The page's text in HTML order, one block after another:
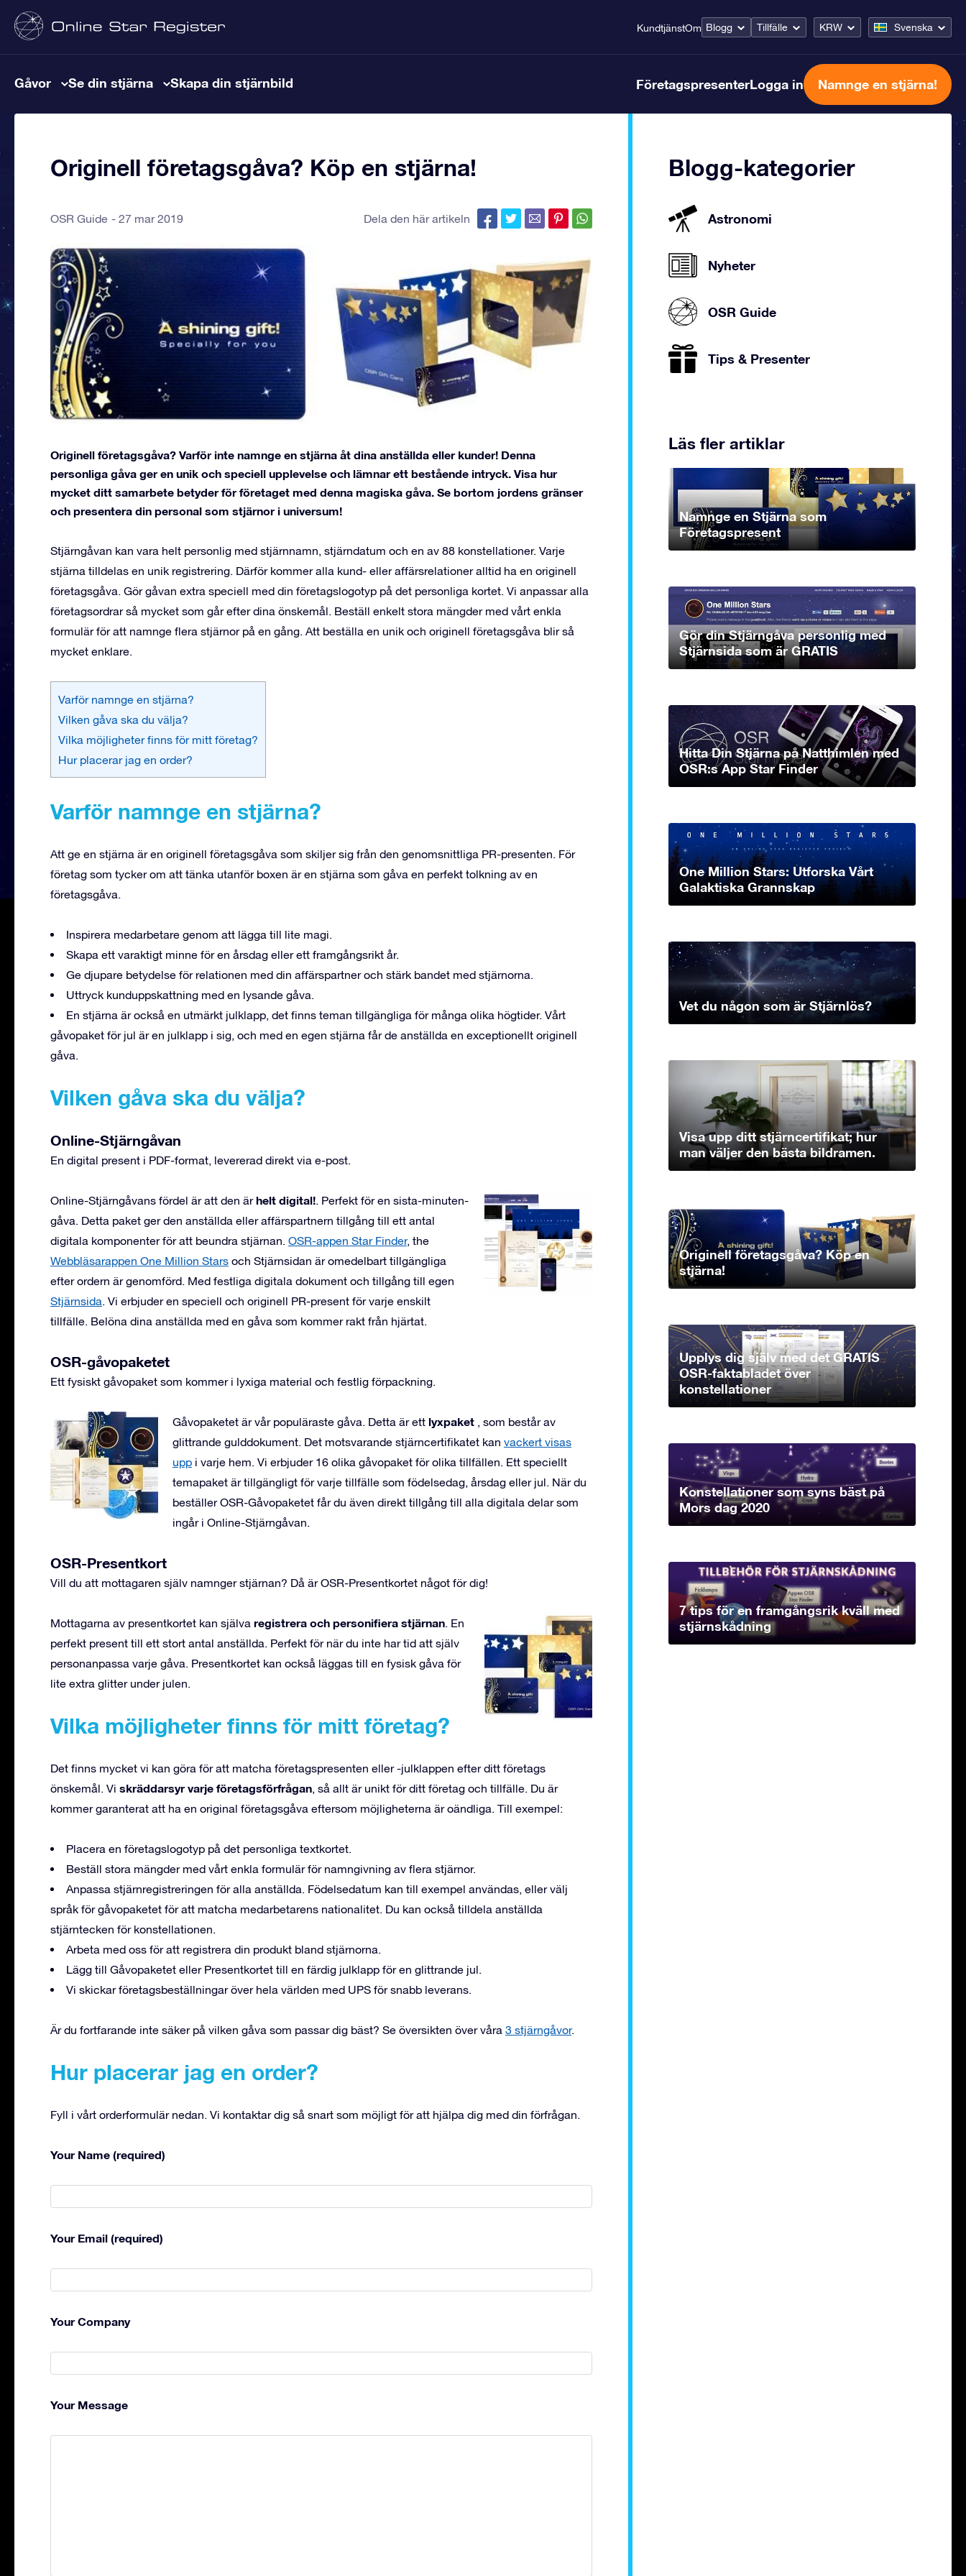
KundtjänstOm Blogg Tillfälle KRW Svenska
Gåvor Se din stjärna Skapa din stjärnbild FöretagspresenterLogga in Namnge en stjärna!
Originell företagsgåva? Köp en stjärna!
OSR Guide 27 mar 2019 Dela den här artikeln
Originell företagsgåva? Varför inte namnge en stjärna åt dina anställda eller kunder! Denna
personliga gåva ger en unik och speciell upplevelse och lämnar ett bestående intryck. Visa hur
mycket ditt samarbete betyder för företaget med denna magiska gåva. Se bortom jordens gränser
och presentera din personal som stjärnor i universum!
Stjärngåvan kan vara helt personlig med stjärnnamn, stjärndatum och en av 88 konstellationer. Varje
stjärna tilldelas en unik registrering. Därför kommer alla kund- eller affärsrelationer alltid ha en originell
företagsgåva. Gör gåvan extra speciell med din företagslogotyp på det personliga kortet. Vi anpassar alla
företagsordrar så mycket som går efter dina önskemål. Beställ enkelt stora mängder med vårt enkla
formulär för att namnge flera stjärnor på en gång. Att beställa en unik och originell företagsgåva blir så
mycket enklare.
Varför namnge en stjärna?
Vilken gåva ska du välja?
Vilka möjligheter finns för mitt företag?
Hur placerar jag en order?
Varför namnge en stjärna?
Att ge en stjärna är en originell företagsgåva som skiljer sig från den genomsnittliga PR-presenten. För
företag som tycker om att tänka utanför boxen är en stjärna som gåva en perfekt tolkning av en
företagsgåva.
Inspirera medarbetare genom att lägga till lite magi.
Skapa ett varaktigt minne för en årsdag eller ett framgångsrikt år.
Ge djupare betydelse för relationen med din affärspartner och stärk bandet med stjärnorna.
Uttryck kunduppskattning med en lysande gåva.
En stjärna är också en utmärkt julklapp, det finns teman tillgängliga för många olika högtider. Vårt
gåvopaket för jul är en julklapp i sig, och med en egen stjärna får de anställda en exceptionellt originell
gåva.
Vilken gåva ska du välja?
Online-Stjärngåvan
En digital present i PDF-format, levererad direkt via e-post.
Online-Stjärngåvans fördel är att den ärhelt digital!. Perfekt för en sista-minuten-
gåva. Detta paket ger den anställda eller affärspartnern tillgång till ett antal
digitala komponenter för att beundra stjärnan. OSR-appen Star Finder, the
Webbläsarappen One Million Stars och Stjärnsidan är omedelbart tillgängliga
efter ordern är genomförd. Med festliga digitala dokument och tillgång till egen
Stjärnsida. Vi erbjuder en speciell och originell PR-present för varje enskilt
tillfälle. Belöna dina anställda med en gåva som kommer rakt från hjärtat.
OSR-gåvopaketet
Ett fysiskt gåvopaket som kommer i lyxiga material och festlig förpackning.
Gåvopaketet är vår populäraste gåva. Detta är ett lyxpaket , som består av
glittrande gulddokument. Det motsvarande stjärncertifikatet kan vackert visas
upp i varje hem. Vi erbjuder 16 olika gåvopaket för olika tillfällen. Ett speciellt
temapaket är tillgängligt för varje tillfälle som födelsedag, årsdag eller jul. När du
beställer OSR-Gåvopaketet får du även direkt tillgång till alla digitala delar som
ingår i Online-Stjärngåvan.
OSR-Presentkort
Vill du att mottagaren själv namnger stjärnan? Då är OSR-Presentkortet något för dig!
Mottagarna av presentkortet kan själva registrera och personifiera stjärnan. En
perfekt present till ett stort antal anställda. Perfekt för när du inte har tid att själv
personanpassa varje gåva. Presentkortet kan också läggas till en fysisk gåva för
lite extra glitter under julen.
Vilka möjligheter finns för mitt företag?
Det finns mycket vi kan göra för att matcha företagspresenten eller -julklappen efter ditt företags
önskemål. Vi skräddarsyr varje företagsförfrågan, så allt är unikt för ditt företag och tillfälle. Du är
kommer garanterat att ha en original företagsgåva eftersom möjligheterna är oändliga. Till exempel:
Placera en företagslogotyp på det personliga textkortet.
Beställ stora mängder med vårt enkla formulär för namngivning av flera stjärnor.
Anpassa stjärnregistreringen för alla anställda. Födelsedatum kan till exempel användas, eller välj
språk för gåvopaketet för att matcha medarbetarens nationalitet. Du kan också tilldela anställda
stjärntecken för konstellationen.
Arbeta med oss för att registrera din produkt bland stjärnorna.
Lägg till Gåvopaketet eller Presentkortet till en färdig julklapp för en glittrande jul.
Vi skickar företagsbeställningar över hela världen med UPS för snabb leverans.
Är du fortfarande inte säker på vilken gåva som passar dig bäst? Se översikten över våra 3 stjärngåvor.
Hur placerar jag en order?
Fyll i vårt orderformulär nedan. Vi kontaktar dig så snart som möjligt för att hjälpa dig med din förfrågan.
Your Name (required)
Your Email (required)
Your Company
Your Message
Blogg-kategorier
Astronomi
Nyheter
OSR Guide
Tips & Presenter
Läs fler artiklar
Namnge en Stjärna som
Företagspresent
Gör din Stjärngåva personlig med
Stjärnsida som är GRATIS
Hitta Din Stjärna på Natthimlen med
OSR:s App Star Finder
One Million Stars: Utforska Vårt
Galaktiska Grannskap
Vet du någon som är Stjärnlös?
Visa upp ditt stjärncertifikat; hur
man väljer den bästa bildramen.
Originell företagsgåva? Köp en
stjärna!
Upplys dig själv med det GRATIS
OSR-faktabladet över
konstellationer
Konstellationer som syns bäst på
Mors dag 2020
7 tips för en framgångsrik kväll med
stjärnskådning